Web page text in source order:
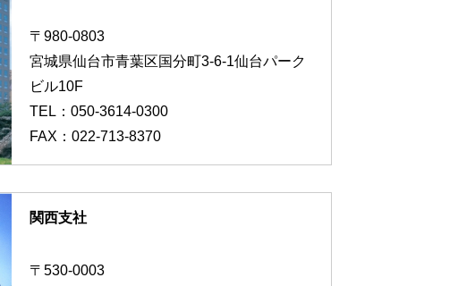
〒980-0803
宮城県仙台市青葉区国分町3-6-1仙台パーク
ビル10F
TEL： 050-3614-0300
FAX：022-713-8370
関西支社
〒530-0003